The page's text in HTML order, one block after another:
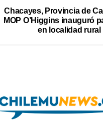
Chacayes, Provincia de
MOP O’Higgins inauguró
en localidad rural